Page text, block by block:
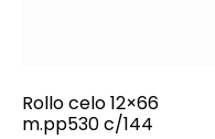
Rollo celo 12×66
m.pp530 c/144